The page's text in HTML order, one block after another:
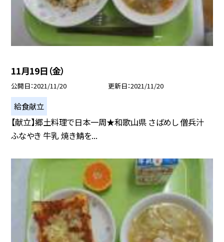
11月19日（金）
公開日 2021/11/20 更新日 2021/11/20
給食献立
【献立】郷土料理で日本一周★和歌山県 さばめし 僧兵汁
ふなやき 牛乳 焼き鯖を...